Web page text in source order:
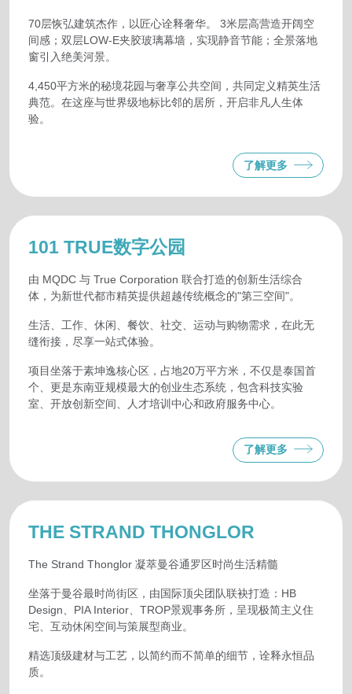
70层恢弘建筑杰作，以匠心诠释奢华。 3米层高营造开阔空
间感；双层LOW-E夹胶玻璃幕墙，实现静音节能；全景落地
窗引入绝美河景。
4,450平方米的秘境花园与奢享公共空间，共同定义精英生活
典范。在这座与世界级地标比邻的居所，开启非凡人生体
验。
了解更多
101 TRUE数字公园
由 MQDC 与 True Corporation 联合打造的创新生活综合
体，为新世代都市精英提供超越传统概念的"第三空间"。
生活、工作、休闲、餐饮、社交、运动与购物需求，在此无
缝衔接，尽享一站式体验。
项目坐落于素坤逸核心区，占地20万平方米，不仅是泰国首
个、更是东南亚规模最大的创业生态系统，包含科技实验
室、开放创新空间、人才培训中心和政府服务中心。
了解更多
THE STRAND THONGLOR
The Strand Thonglor 凝萃曼谷通罗区时尚生活精髓
坐落于曼谷最时尚街区，由国际顶尖团队联袂打造：HB
Design、PIA Interior、TROP景观事务所，呈现极简主义住
宅、互动休闲空间与策展型商业。
精选顶级建材与工艺，以简约而不简单的细节，诠释永恒品
质。